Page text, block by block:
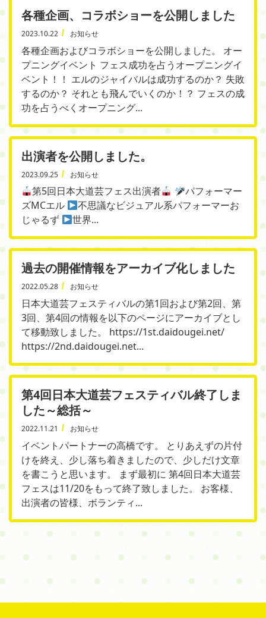
各種企画、コラボショーを公開しました
2023.10.22 お知らせ
各種企画およびコラボショーを公開しました。 オー
プニングイベント フェス成功を占うオープニングイ
ベント！！ エルのジャイバルは成功するのか？ 失敗
するのか？ それとも飛んでいくのか！？ フェスの成
功を占うべくオープニング...
出演者を公開しました。
2023.09.25 お知らせ
第5回日本大道芸フェス出演者
パフォーマー
ズMCエル
不思議なビジュアル系パフォーマーお
じゃるず
世界...
過去の開催情報をアーカイブ化しました
2022.05.28 お知らせ
日本大道芸フェスティバルの第1回および第2回、第
3回、第4回の情報を以下のページにアーカイブとし
て移動致しました。 https://1st.daidougei.net/
https://2nd.daidougei.net...
第4回日本大道芸フェスティバル終了しま
した～総括～
2022.11.21 お知らせ
イベントパートナーの高橋です。 とりあえずの片付
けを終え、少し落ち着きましたので、少しだけ文章
を書こうと思います。 まず最初に 第4回日本大道芸
フェスは11/20をもって終了致しました。 お客様、
出演者の皆様、ボランティ...